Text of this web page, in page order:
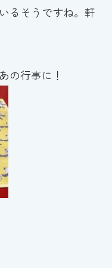
こちら!
るそうですね。軒
の行事に！